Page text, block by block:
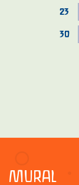
23
30
MURAL